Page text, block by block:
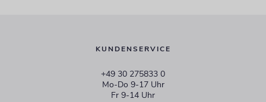
KUNDENSERVICE
+49 30 275833 0
Mo-Do 9-17 Uhr
Fr 9-14 Uhr